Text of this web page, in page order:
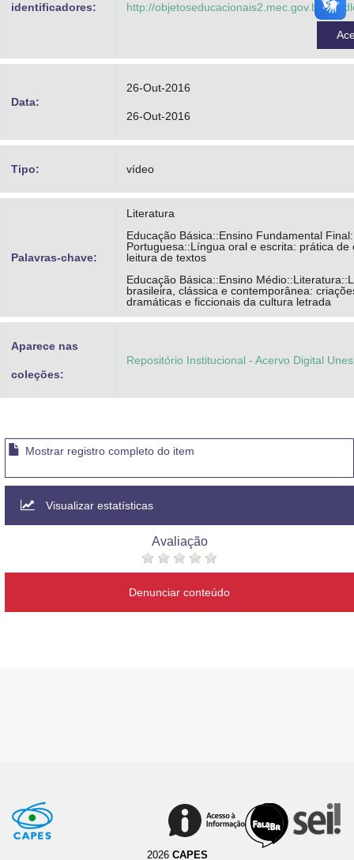
identificadores: http://objetoseducacionais2.mec.gov.br/
Data:
26-Out-2016
26-Out-2016
Tipo: vídeo
Palavras-chave:
Literatura
Educação Básica::Ensino Fundamental
Portuguesa::Língua oral e escrita: prática de
leitura de textos
Educação Básica::Ensino
brasileira, clássica e contemporânea:
dramáticas e ficcionais da cultura letrada
Aparece nas
coleções:
Repositório Institucional - Acervo Digital
Mostrar registro completo do item
Visualizar estatísticas
Avaliação
Denunciar conteúdo
2026 CAPES